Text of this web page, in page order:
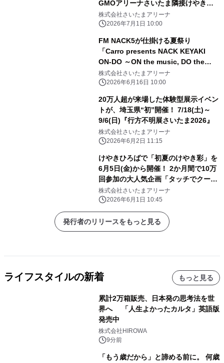
GMOアリーナさいたま隣接けやきひ
ろば屋上に夏季限定で 7月3日(金)オー
プン
株式会社さいたまアリーナ
2026年7月1日 10:00
FM NACK5が仕掛ける夏祭り
「Carro presents NACK KEYAKI
ON-DO ～ON the music, DO the
dance～」開催決定！
株式会社さいたまアリーナ
2026年6月16日 10:00
20万人超が来場した体験型展示イベン
トが、埼玉県“初”開催！ 7/18(土)～
9/6(日)『行方不明展さいたま2026』
株式会社さいたまアリーナ
2026年6月2日 11:15
けやきひろばで「初夏のけやき彩」を
6月5日(金)から開催！ 2か月間で10万
回参加の大人気企画「タッチでクーポ
ン」が再登場
株式会社さいたまアリーナ
2026年6月1日 10:45
発行者のリリースをもっと見る
ライフスタイルの新着 もっと見る
累計2万箱販売、日本発の思考法を世
界へ 「人生よかったカルタ」英語版
発売中
株式会社HIROWA
9分前
「もう歳だから」と諦める前に。 何歳